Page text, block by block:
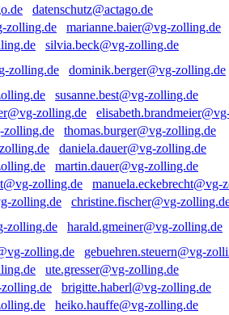
datenschutz@actago.de
marianne.baier@vg-zolling.de
silvia.beck@vg-zolling.de
dominik.berger@vg-zolling.de
susanne.best@vg-zolling.de
thomas.burger@vg-zolling.de
daniela.dauer@vg-zolling.de
martin.dauer@vg-zolling.de
manuela.eckebrecht@vg-
christine.fischer@vg-
harald.gmeiner@vg-zolling.de
gebuehren.steuern@vg-
ute.gresser@vg-zolling.de
brigitte.haberl@vg-zolling.de
heiko.hauffe@vg-zolling.de